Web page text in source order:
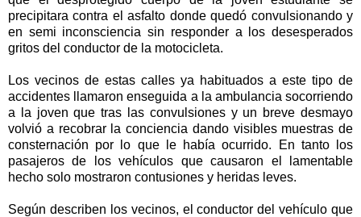
precipitara contra el asfalto donde quedó convulsionando y
en semi inconsciencia sin responder a los desesperados
gritos del conductor de la motocicleta.
Los vecinos de estas calles ya habituados a este tipo de
accidentes llamaron enseguida a la ambulancia socorriendo
a la joven que tras las convulsiones y un breve desmayo
volvió a recobrar la conciencia dando visibles muestras de
consternación por lo que le había ocurrido. En tanto los
pasajeros de los vehículos que causaron el lamentable
hecho solo mostraron contusiones y heridas leves.
Según describen los vecinos, el conductor del vehículo que